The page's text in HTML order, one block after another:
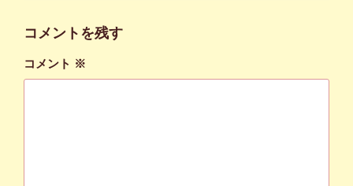
コメントを残す
コメント ※